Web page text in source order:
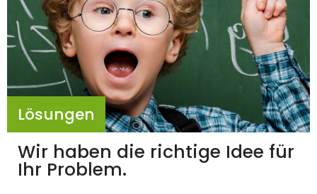
Lösungen
Wir haben die richtige Idee für
Ihr Problem.